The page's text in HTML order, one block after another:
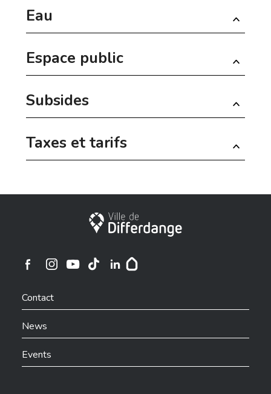
Eau
Espace public
Subsides
Taxes et tarifs
City of Differdange
Ville de Differdange sur Instagram
Contact
News
Events